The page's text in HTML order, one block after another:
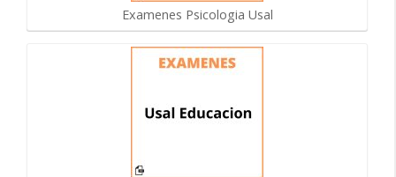
Examenes Psicologia Usal